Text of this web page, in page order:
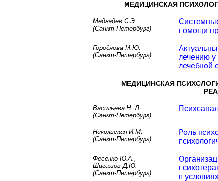
МЕДИЦИНСКАЯ
Медведев С.Э.
(Санкт-Петербург)
помощи
Городнова М.Ю.
(Санкт-Петербург)
лечению у
лечебной
МЕДИЦИНСКАЯ
Васильева Н. Л.
(Санкт-Петербург)
Никольская И.М.
(Санкт-Петербург)
Роль
Фесенко Ю.А.,
Шигашов Д.Ю.
(Санкт-Петербург)
в